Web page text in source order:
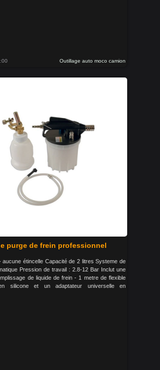
Outillage auto moco camion
purge de frein professionnel
aucune étincelle Capacité de 2 litres Systeme de
Pression de travail : 2.8-12 Bar Inclut une
de liquide de frein - 1 metre de flexible
silicone et un adaptateur universelle en